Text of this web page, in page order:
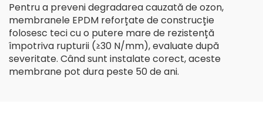
Pentru a preveni degradarea cauzată de ozon,
membranele EPDM reforțate de construcție
folosesc teci cu o putere mare de rezistență
împotriva rupturii (≥30 N/mm), evaluate după
severitate. Când sunt instalate corect, aceste
membrane pot dura peste 50 de ani.